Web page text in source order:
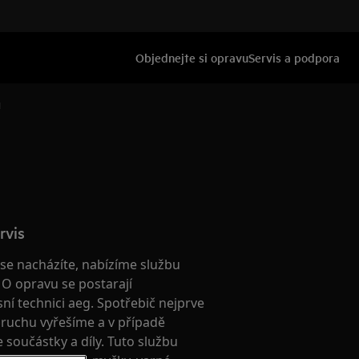
Objednejte si opravuServis a podpora
nacházíte, nabízíme službu
opravu se postarají
technici aeg. Spotřebič nejprve
vyřešíme a v případě
a díly. Tuto službu